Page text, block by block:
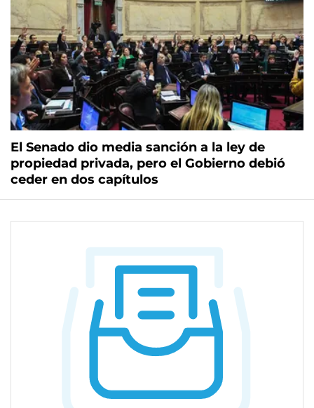
El Senado dio media sanción a la ley de
propiedad privada, pero el Gobierno debió
ceder en dos capítulos